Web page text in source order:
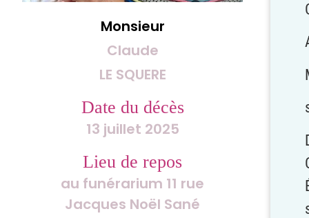
Monsieur
Claude
LE SQUERE
Date du décès
13 juillet 2025
Lieu de repos
au funérarium 11 rue
Jacques Noël Sané